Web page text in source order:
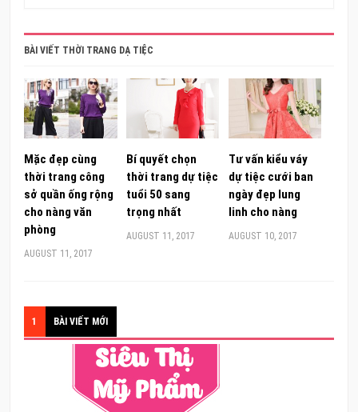
BÀI VIẾT THỜI TRANG DẠ TIỆC
Mặc đẹp cùng
thời trang công
sở quần ống rộng
cho nàng văn
phòng
AUGUST 11, 2017
Bí quyết chọn
thời trang dự tiệc
tuổi 50 sang
trọng nhất
AUGUST 11, 2017
Tư vấn kiểu váy
dự tiệc cưới ban
ngày đẹp lung
linh cho nàng
AUGUST 10, 2017
1 BÀI VIẾT MỚI